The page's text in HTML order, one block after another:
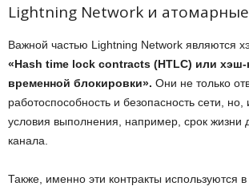
Lightning Network и
Важной частью Lightning Network являются
«Hash time lock contracts (HTLC) или хэш-
временной блокировки». Они не только
работоспособность и безопасность сети, но,
условия выполнения, например, срок жизни
канала.
Также, именно эти контракты используются в